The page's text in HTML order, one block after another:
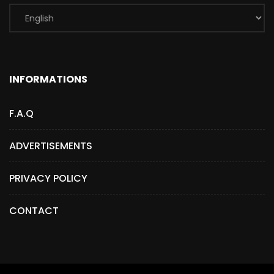
INFORMATIONS
F.A.Q
ADVERTISEMENTS
PRIVACY POLICY
CONTACT